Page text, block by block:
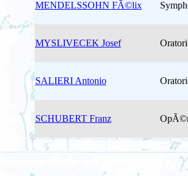
MENDELSSOHN FÃ©lix
MYSLIVECEK Josef
SALIERI Antonio
SCHUBERT Franz